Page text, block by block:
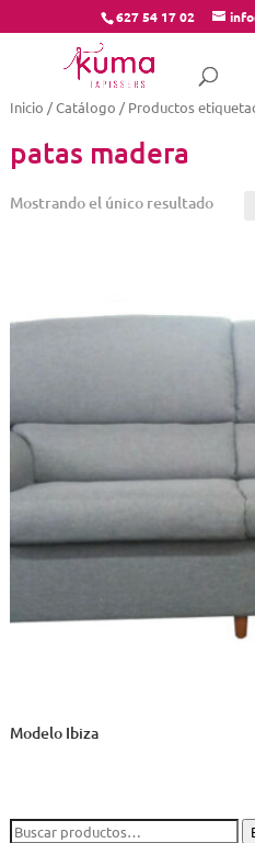
627 54 17 02
Inicio /Catálogo / Productos
patas madera
Mostrando el único resultado
Modelo Ibiza
Buscar